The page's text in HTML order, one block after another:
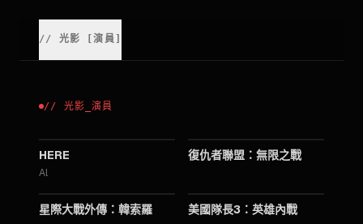
// 光影 [演員
// 光影 _演員
HERE
Al
復仇者聯盟：無限之戰
星際大戰外傳：韓索羅 美國隊長3：英雄內戰